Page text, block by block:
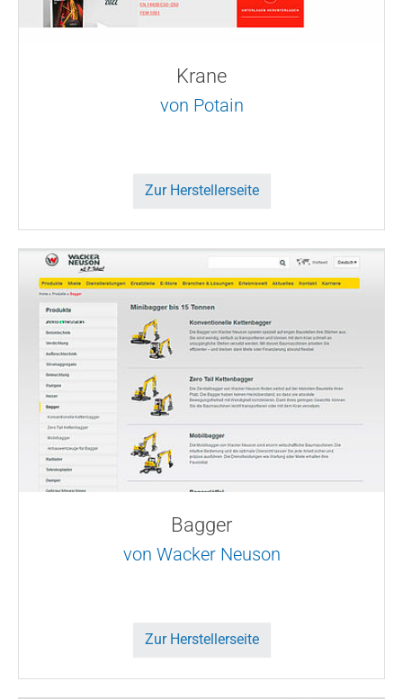
Krane
von Potain
Zur Herstellerseite
Bagger
von Wacker Neuson
Zur Herstellerseite